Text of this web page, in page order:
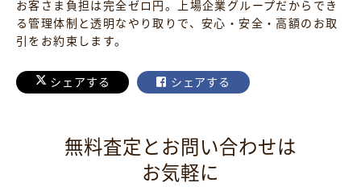
お客さま負担は完全ゼロ円。上場企業グループだからでき
る管理体制と透明なやり取りで、安心・安全・高額のお取
引をお約束します。
シェアする シェアする
無料査定とお問い合わせは
お気軽に